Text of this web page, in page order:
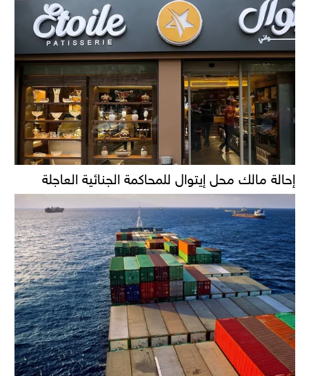
إحالة مالك محل إيتوال للمحاكمة الجنائية العاجلة